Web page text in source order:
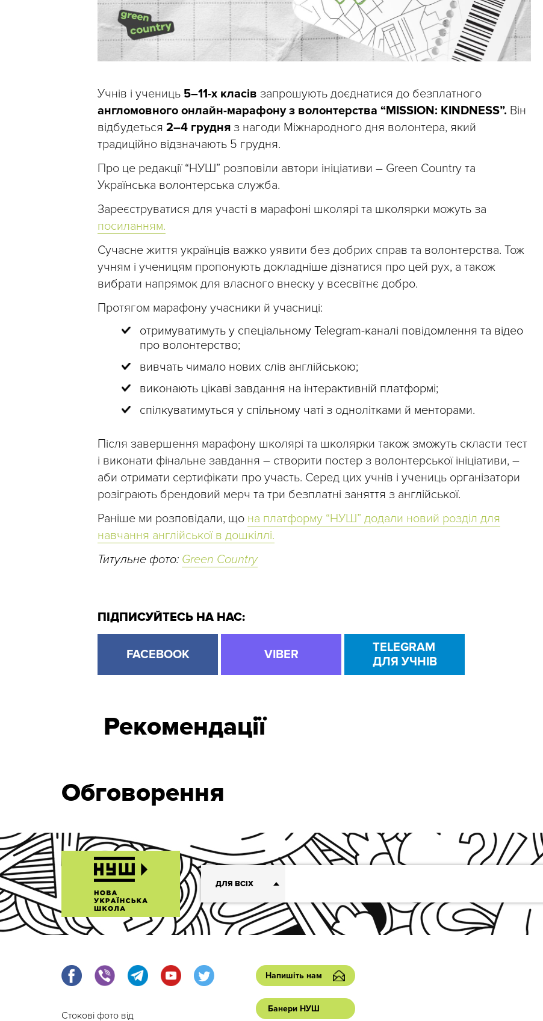
Учнів і учениць 5–11-х класів запрошують доєднатися до безплатного
англомовного онлайн-марафону з волонтерства “MISSION: KINDNESS”. Він
відбудеться 2–4 грудня з нагоди Міжнародного дня волонтера, який
традиційно відзначають 5 грудня.
Про це редакції “НУШ” розповіли автори ініціативи – Green Country та
Українська волонтерська служба.
Зареєструватися для участі в марафоні школярі та школярки можуть за
посиланням.
Сучасне життя українців важко уявити без добрих справ та волонтерства. Тож
учням і ученицям пропонують докладніше дізнатися про цей рух, а також
вибрати напрямок для власного внеску у всесвітнє добро.
Протягом марафону учасники й учасниці:
отримуватимуть у спеціальному Telegram-каналі повідомлення та відео
про волонтерство;
вивчать чимало нових слів англійською;
виконають цікаві завдання на інтерактивній платформі;
спілкуватимуться у спільному чаті з однолітками й менторами.
Після завершення марафону школярі та школярки також зможуть скласти тест
і виконати фінальне завдання – створити постер з волонтерської ініціативи, –
аби отримати сертифікати про участь. Серед цих учнів і учениць організатори
розіграють брендовий мерч та три безплатні заняття з англійської.
Раніше ми розповідали, що на платформу “НУШ” додали новий розділ для
навчання англійської в дошкіллі.
Титульне фото: Green Country
ПІДПИСУЙТЕСЬ НА НАС:
FACEBOOK VIBER
TELEGRAM
ДЛЯ УЧНІВ
Рекомендації
Обговорення
ДЛЯ ВСІХ
Стокові фото від
Напишіть нам
Банери НУШ